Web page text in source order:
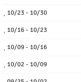
10/23 - 10/30
10/16 - 10/23
10/09 - 10/16
10/02 - 10/09